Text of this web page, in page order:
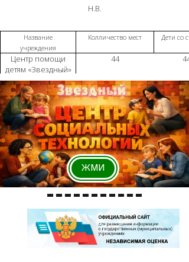
Н.В.
Название
учреждения
Колличество мест Дети со
Центр помощи
детям «Звездный»
44 44
ЖМИ